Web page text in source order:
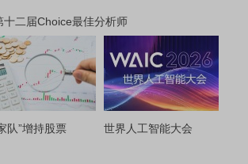
十二届Choice最佳分析师
队”增持股票 世界人工智能大会